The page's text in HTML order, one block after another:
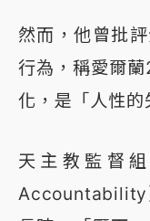
然而，他曾批
行為，稱愛爾
化，是「人性的
天主教監督
Accountability